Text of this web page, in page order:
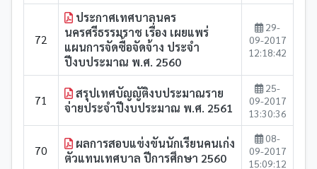
72
ประกาศเทศบาลนคร
นครศรีธรรมราช เรื่อง เผยแพร่
แผนการจัดซื้อจัดจ้าง ประจำ
ปีงบประมาณ พ.ศ. 2560
29-
09-2017
12:18:42
71
สรุปเทศบัญญัติงบประมาณราย
จ่ายประจำปีงบประมาณ พ.ศ. 2561
25-
09-2017
13:30:36
70
ผลการสอบแข่งขันนักเรียนคนเก่ง
ตัวแทนเทศบาล ปีการศึกษา 2560
08-
09-2017
15:09:12